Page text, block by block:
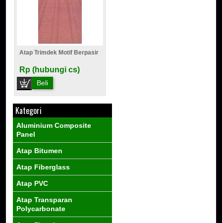
Atap Trimdek Motif Berpasir
Rp (hubungi cs)
Beli
Kategori
Aluminium Composite
Panel
Atap Bitumen
Atap Fiberglass
Atap PVC
Atap Transparan
Polycarbonate